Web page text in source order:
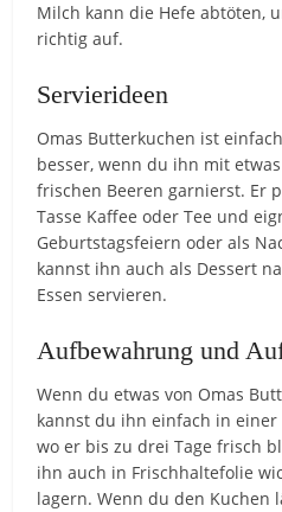
Milch kann die Hefe abtöten,
richtig auf.
Servierideen
Omas Butterkuchen ist
besser, wenn du ihn mit
frischen Beeren garnierst. Er
Tasse Kaffee oder Tee und
Geburtstagsfeiern oder als
kannst ihn auch als Dessert
Essen servieren.
Aufbewahrung und
Wenn du etwas von Omas
kannst du ihn einfach in einer
wo er bis zu drei Tage frisch
ihn auch in Frischhaltefolie
lagern. Wenn du den Kuchen